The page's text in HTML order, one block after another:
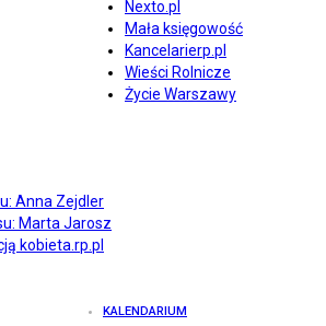
Nexto.pl
Mała księgowość
Kancelarierp.pl
Wieści Rolnicze
Życie Warszawy
Anna Zejdler
Marta Jarosz
kobieta.rp.pl
KALENDARIUM